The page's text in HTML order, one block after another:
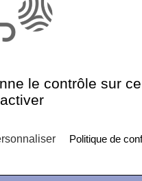
le contrôle sur
Politique de